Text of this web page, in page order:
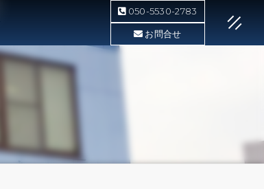
050-5530-2783
お問合せ